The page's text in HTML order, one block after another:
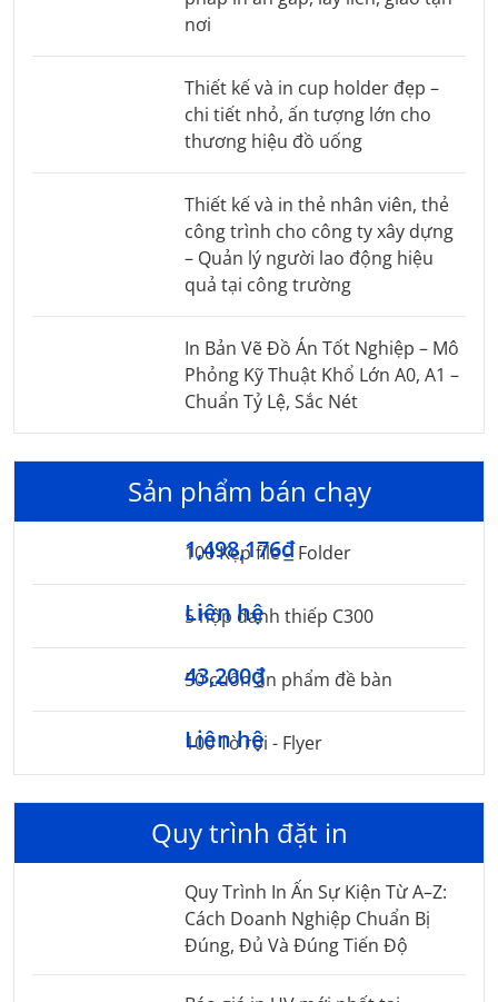
nơi
Thiết kế và in cup holder đẹp –
chi tiết nhỏ, ấn tượng lớn cho
thương hiệu đồ uống
Thiết kế và in thẻ nhân viên, thẻ
công trình cho công ty xây dựng
– Quản lý người lao động hiệu
quả tại công trường
In Bản Vẽ Đồ Án Tốt Nghiệp – Mô
Phỏng Kỹ Thuật Khổ Lớn A0, A1 –
Chuẩn Tỷ Lệ, Sắc Nét
Sản phẩm bán chạy
100 Kẹp file – Folder
1,498,176₫
5 hộp danh thiếp C300
Liên hệ
50 cuốn ấn phẩm đề bàn
43,200₫
100 Tờ rơi - Flyer
Liên hệ
Quy trình đặt in
Quy Trình In Ấn Sự Kiện Từ A–Z:
Cách Doanh Nghiệp Chuẩn Bị
Đúng, Đủ Và Đúng Tiến Độ